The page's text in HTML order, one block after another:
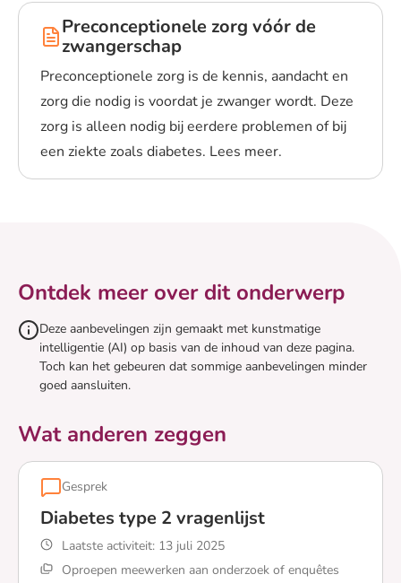
Preconceptionele zorg vóór de
zwangerschap
Preconceptionele zorg is de kennis, aandacht en
zorg die nodig is voordat je zwanger wordt. Deze
zorg is alleen nodig bij eerdere problemen of bij
een ziekte zoals diabetes. Lees meer.
Lees meer over Preconceptionele zorg vóór de
Ontdek meer over dit onderwerp
Deze aanbevelingen zijn gemaakt met kunstmatige
intelligentie (AI) op basis van de inhoud van deze pagina.
Toch kan het gebeuren dat sommige aanbevelingen minder
goed aansluiten.
Wat anderen zeggen
Gesprek
Diabetes type 2 vragenlijst
Laatste activiteit: 13 juli 2025
Oproepen meewerken aan onderzoek of enquêtes